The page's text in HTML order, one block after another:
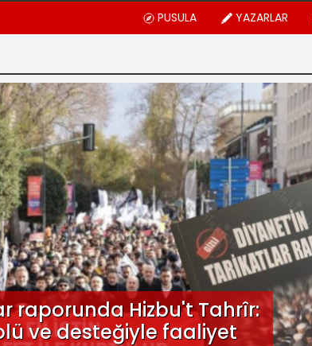
PUSULA YAZARLAR
raporunda Hizbu't Tahrîr:
ve desteğiyle faaliyet